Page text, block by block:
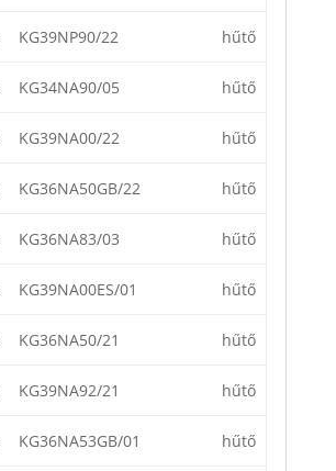
KG39NP90/22 hűtő
KG34NA90/05 hűtő
KG39NA00/22 hűtő
KG36NA50GB/22 hűtő
KG36NA83/03 hűtő
KG39NA00ES/01 hűtő
KG36NA50/21 hűtő
KG39NA92/21 hűtő
KG36NA53GB/01 hűtő